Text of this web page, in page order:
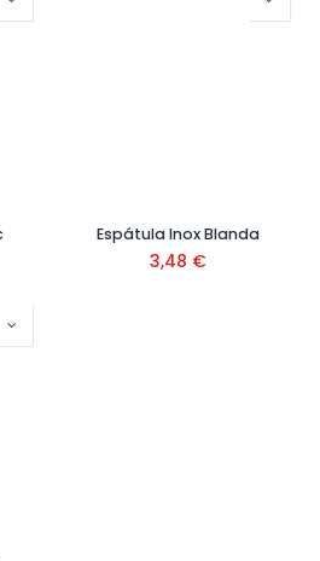
Espátula Inox Blanda
3,48 €